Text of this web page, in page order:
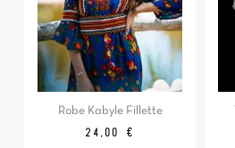
Robe Kabyle Fillette
Prix
24,00 €